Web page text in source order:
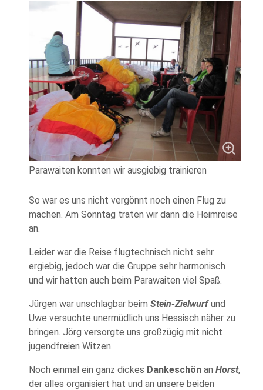
Parawaiten konnten wir ausgiebig trainieren
So war es uns nicht vergönnt noch einen Flug zu
machen. Am Sonntag traten wir dann die Heimreise
an.
Leider war die Reise flugtechnisch nicht sehr
ergiebig, jedoch war die Gruppe sehr harmonisch
und wir hatten auch beim Parawaiten viel Spaß.
Jürgen war unschlagbar beim Stein-Zielwurfund
Uwe versuchte unermüdlich uns Hessisch näher zu
bringen. Jörg versorgte uns großzügig mit nicht
jugendfreien Witzen.
Noch einmal ein ganz dickes Dankeschön an Horst,
der alles organisiert hat und an unsere beiden